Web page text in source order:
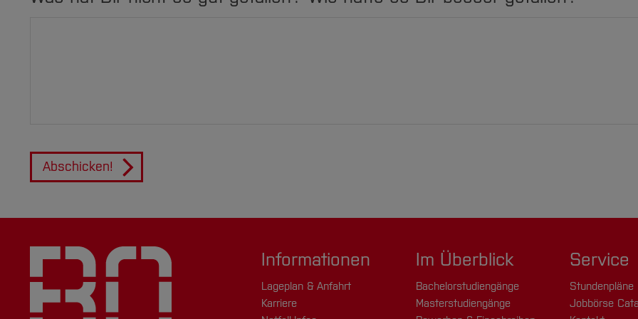
Abschicken!
Informationen
Lageplan & Anfahrt
Karriere
Im Überblick
Bachelorstudiengänge
Masterstudiengänge
Service
Stundenpläne
Jobbörse